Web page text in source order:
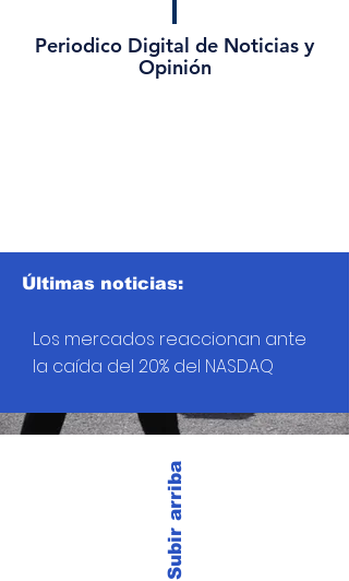
Periodico Digital de Noticias y
Opinión
Subir arriba
Últimas noticias:
Los mercados reaccionan ante
la caída del 20% del NASDAQ